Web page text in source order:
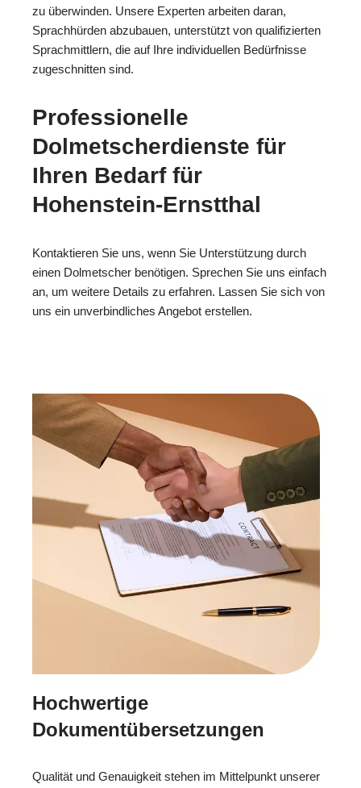
zu überwinden. Unsere Experten arbeiten daran,
Sprachhürden abzubauen, unterstützt von qualifizierten
Sprachmittlern, die auf Ihre individuellen Bedürfnisse
zugeschnitten sind.
Professionelle
Dolmetscherdienste für
Ihren Bedarf für
Hohenstein-Ernstthal
Kontaktieren Sie uns, wenn Sie Unterstützung durch
einen Dolmetscher benötigen. Sprechen Sie uns einfach
an, um weitere Details zu erfahren. Lassen Sie sich von
uns ein unverbindliches Angebot erstellen.
Hochwertige
Dokumentübersetzungen
Qualität und Genauigkeit stehen im Mittelpunkt unserer